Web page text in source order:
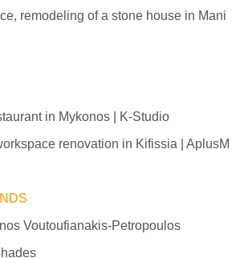
remodeling of a stone house in Mani
in Mykonos | K-Studio
renovation in Kifissia | AplusM
Voutoufianakis-Petropoulos